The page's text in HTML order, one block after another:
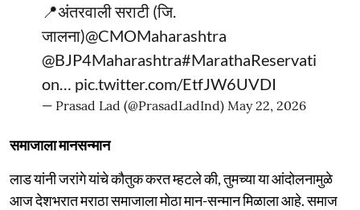
📍अंतरवाली सराटी (जि.
जालना)@CMOMaharashtra
@BJP4Maharashtra#MarathaReservati
on … pic.twitter.com/EtfJW6UVDI
— Prasad Lad (@PrasadLadInd) May 22, 2026
समाजाला मानसन्मान
लाड यांनी जरांगे यांचे कौतुक करत म्हटले की, तुमच्या या आंदोलनामुळे
आज देशभरात मराठा समाजाला मोठा मान-सन्मान मिळाला आहे. समाज